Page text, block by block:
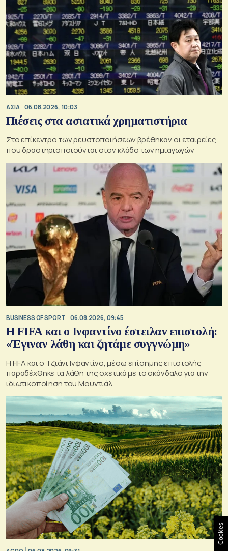
ΑΣΙΑ 06.08.2026, 10:03
Πιέσεις στα ασιατικά χρηματιστήρια
Στο επίκεντρο των ρευστοποιήσεων βρέθηκαν οι εταιρείες
που δραστηριοποιούνται στον κλάδο των ημιαγωγών
BUSINESS OF SPORT 06.08.2026, 09:45
Η FIFA και ο Ινφαντίνο έστειλαν επιστολή:
«Έγιναν λάθη και ζητάμε συγγνώμη»
Η FIFA και ο Τζιάνι Ινφαντίνο, μέσω επίσημης επιστολής
παραδέχθηκε τα λάθη της σχετικά με το σκάνδαλο για την
ιδιωτικοποίηση του Μουντιάλ.
Cookies